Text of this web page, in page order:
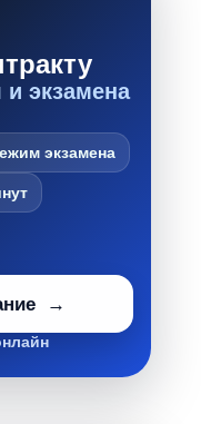
экзамена
экзамена